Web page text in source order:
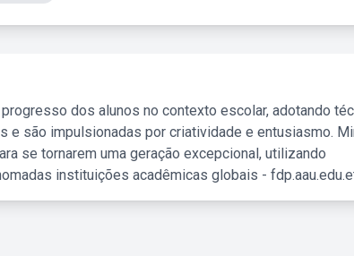
dos alunos no contexto escolar, adotando
e são impulsionadas por criatividade e entusiasmo.
se tornarem uma geração excepcional, utilizando
instituições acadêmicas globais -